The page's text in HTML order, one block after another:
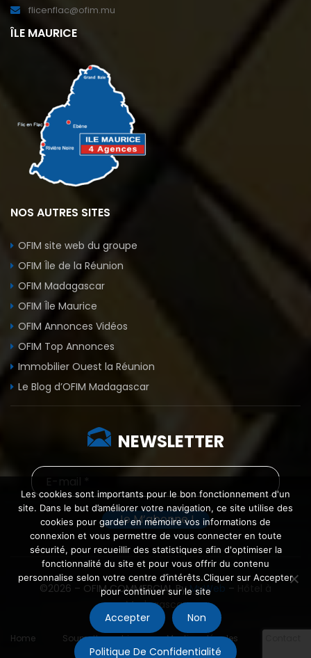
flicenflac@ofim.mu
ÎLE MAURICE
NOS AUTRES SITES
OFIM site web du groupe
OFIM Île de la Réunion
OFIM Madagascar
OFIM Île Maurice
OFIM Annonces Vidéos
OFIM Top Annonces
Immobilier Ouest la Réunion
Le Blog d’OFIM Madagascar
NEWSLETTER
©2026 – OFIM COMMERCIAL ByMyWeb –
Madagascar
Home Soumettre un bien Mentions légales
Les cookies sont importants pour le bon fonctionnement d'un
site. Dans le but d’améliorer votre navigation, ce site utilise des
cookies pour garder en mémoire vos informations de
connexion et vous permettre de vous connecter en toute
sécurité, pour recueillir des statistiques afin d'optimiser la
fonctionnalité du site et pour vous offrir du contenu
personnalise selon votre centre d’intérêts.Cliquer sur Accepter
pour continuer sur le site
Accepter Non
Politique De Confidentialité